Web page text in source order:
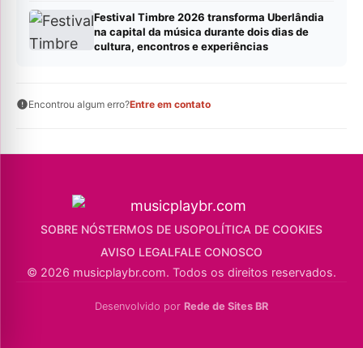
Festival Timbre 2026 transforma Uberlândia
na capital da música durante dois dias de
cultura, encontros e experiências
Encontrou algum erro?Entre em contato
SOBRE NÓSTERMOS DE USOPOLÍTICA DE COOKIES
AVISO LEGALFALE CONOSCO
© 2026 musicplaybr.com. Todos os direitos reservados.
Desenvolvido por Rede de Sites BR